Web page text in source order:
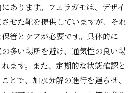
役立つ最新のテクノロジー
リスクを最小限にする湿度対策
るための室内環境の改善方法
防のための湿度管理ヒント
加水分解の進行を防ぐ日常ケア
あります。フェラガモは、デザイ
せた靴を提供していますが、それ
管とケアが必要です。具体的に
多い場所を避け、通気性の良い場
ます。また、定期的な状態確認と
とで、加水分解の進行を遅らせ、